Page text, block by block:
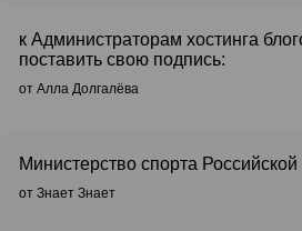
к Администраторам хостинга
поставить свою подпись:
от Алла Долгалёва
Министерство спорта
от Знает Знает